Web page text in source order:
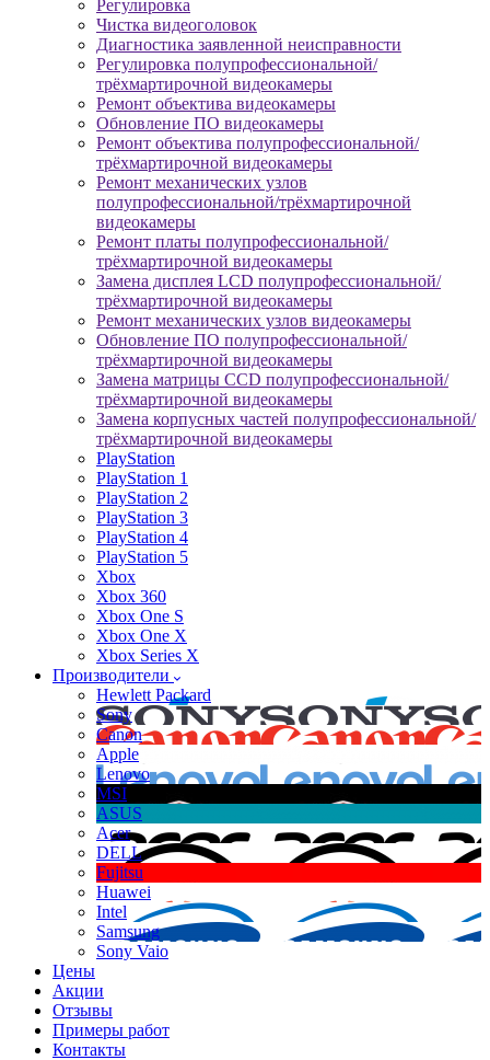
Регулировка
Чистка видеоголовок
Диагностика заявленной неисправности
Регулировка полупрофессиональной/
трёхмартирочной видеокамеры
Ремонт объектива видеокамеры
Обновление ПО видеокамеры
Ремонт объектива полупрофессиональной/
трёхмартирочной видеокамеры
Ремонт механических узлов
полупрофессиональной/трёхмартирочной
видеокамеры
Ремонт платы полупрофессиональной/
трёхмартирочной видеокамеры
Замена дисплея LCD полупрофессиональной/
трёхмартирочной видеокамеры
Ремонт механических узлов видеокамеры
Обновление ПО полупрофессиональной/
трёхмартирочной видеокамеры
Замена матрицы CCD полупрофессиональной/
трёхмартирочной видеокамеры
Замена корпусных частей полупрофессиональной/
трёхмартирочной видеокамеры
PlayStation
PlayStation 1
PlayStation 2
PlayStation 3
PlayStation 4
PlayStation 5
Xbox
Xbox 360
Xbox One S
Xbox One X
Xbox Series X
Производители
Hewlett Packard
Sony
Canon
Apple
Lenovo
MSI
ASUS
Acer
DELL
Fujitsu
Huawei
Intel
Samsung
Sony Vaio
Цены
Акции
Отзывы
Примеры работ
Контакты